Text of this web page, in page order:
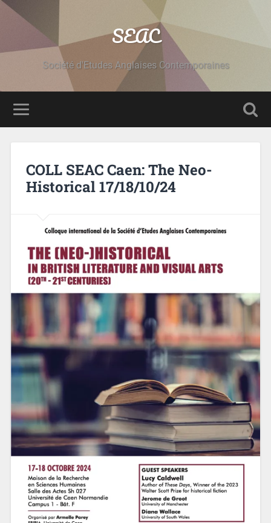
SEAC
Société d'Etudes Anglaises Contemporaines
COLL SEAC Caen: The Neo-
Historical 17/18/10/24